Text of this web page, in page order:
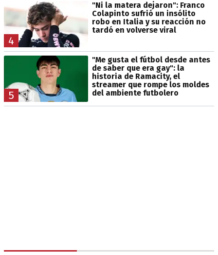
4
"Ni la matera dejaron": Franco
Colapinto sufrió un insólito
robo en Italia y su reacción no
tardó en volverse viral
5
"Me gusta el fútbol desde antes
de saber que era gay": la
historia de Ramacity, el
streamer que rompe los moldes
del ambiente futbolero